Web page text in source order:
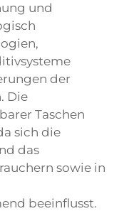
und
der
Die
Taschen
sich die
das
sowie in
beeinflusst.